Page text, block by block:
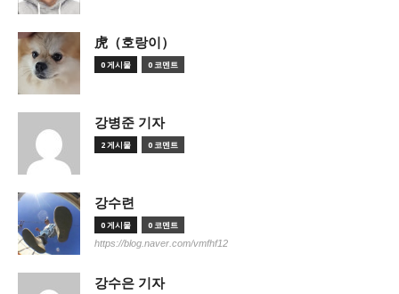
虎（호랑이）
0 게시물 0 코멘트
강병준 기자
2 게시물 0 코멘트
강수련
0 게시물 0 코멘트
https://blog.naver.com/vmfhf12
강수은 기자